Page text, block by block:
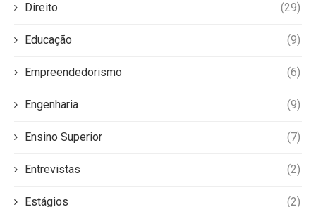
Direito (29)
Educação (9)
Empreendedorismo (6)
Engenharia (9)
Ensino Superior (7)
Entrevistas (2)
Estágios (2)